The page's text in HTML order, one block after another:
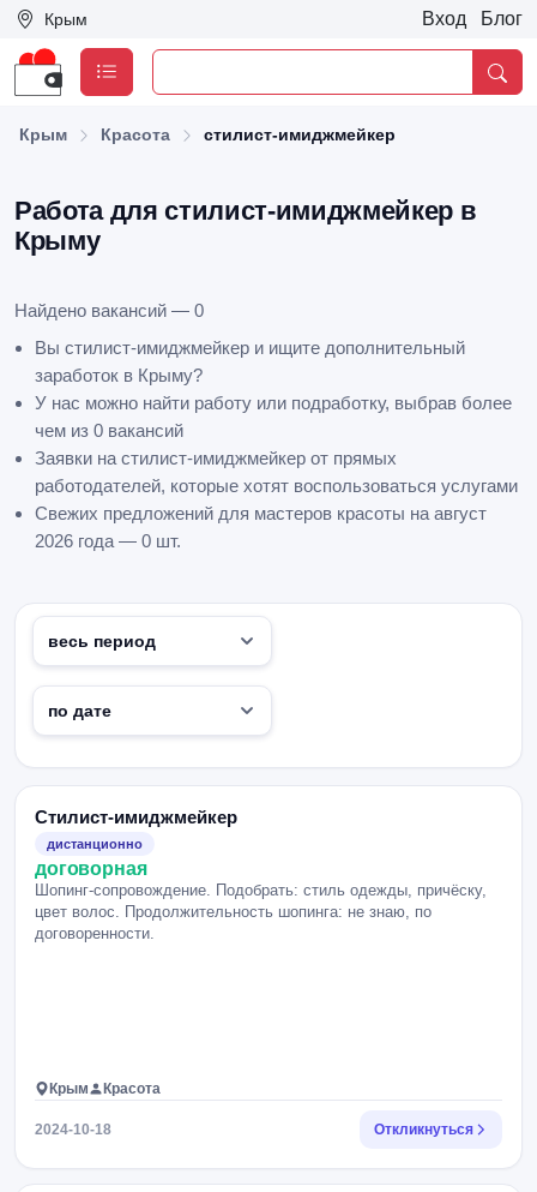
Крым Вход Блог
Крым Красота стилист-имиджмейкер
Работа для стилист-имиджмейкер в
Крыму
Найдено вакансий — 0
Вы стилист-имиджмейкер и ищите дополнительный
заработок в Крыму?
У нас можно найти работу или подработку, выбрав более
чем из 0 вакансий
Заявки на стилист-имиджмейкер от прямых
работодателей, которые хотят воспользоваться услугами
Свежих предложений для мастеров красоты на август
2026 года — 0 шт.
Стилист-имиджмейкер
дистанционно
договорная
Шопинг-сопровождение. Подобрать: стиль одежды, причёску,
цвет волос. Продолжительность шопинга: не знаю, по
договоренности.
Крым Красота
2024-10-18 Откликнуться